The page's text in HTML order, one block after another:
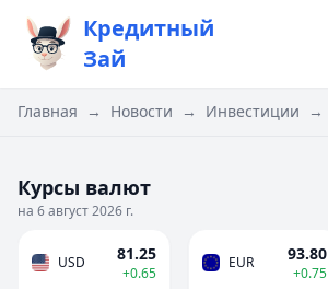
Кредитный
Зай
Главная → Новости → Инвестиции →
Курсы валют
на 6 август 2026 г.
USD 81.25
+0.65
EUR 93.80
+0.75